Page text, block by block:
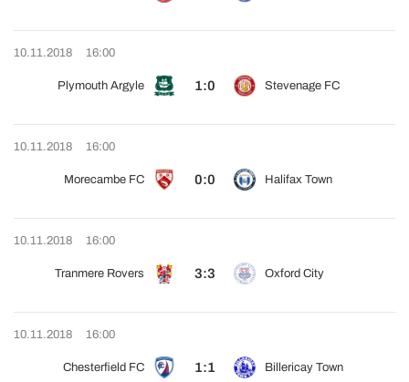
10.11.2018 16:00
Plymouth Argyle 1:0 Stevenage FC
10.11.2018 16:00
Morecambe FC 0:0 Halifax Town
10.11.2018 16:00
Tranmere Rovers 3:3 Oxford City
10.11.2018 16:00
Chesterfield FC 1:1 Billericay Town